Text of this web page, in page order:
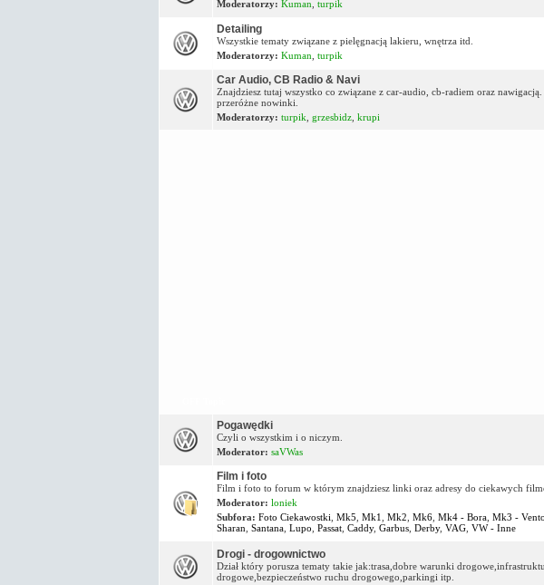
Moderatorzy: Kuman turpik
Detailing
Wszystkie tematy związane z pielęgnacją lakieru, wnętrza itd.
Moderatorzy: Kuman turpik
Car Audio, CB Radio & Navi
Znajdziesz tutaj wszystko co związane z car-audio, cb-radiem oraz
przeróżne nowinki.
Moderatorzy: turpik grzesbidz, krupi
Pogawędki
Czyli o wszystkim i o niczym.
Moderator: saVWas
Film i foto
Film i foto to forum w którym znajdziesz linki oraz adresy do ciekawych
Moderator: loniek
Subfora: Foto Ciekawostki Mk5 Mk1 Mk2 Mk6, Mk4 - Bora, Mk3 - Vento
Sharan Santana, Lupo Passat, Caddy, Garbus, Derby, VAG, VW - Inne
Drogi - drogownictwo
Dział który porusza tematy takie jak:trasa,dobre warunki
drogowe,bezpieczeństwo ruchu drogowego,parkingi itp.